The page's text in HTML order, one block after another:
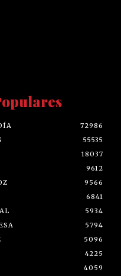
72986
55535
18037
9612
9566
6841
5934
5794
5096
4225
4059